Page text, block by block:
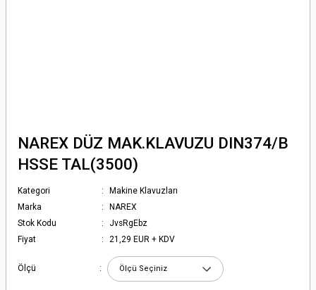
NAREX DÜZ MAK.KLAVUZU DIN374/B
HSSE TAL(3500)
Kategori
Makine Klavuzları
Marka
NAREX
Stok Kodu
JvsRgEbz
Fiyat
21,29 EUR + KDV
Ölçü